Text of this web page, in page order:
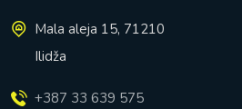
Mala aleja 15, 71210
Ilidža
+387 33 639 575